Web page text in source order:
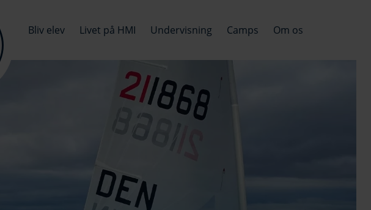
Bliv elev Livet på HMI Undervisning Camps Om os